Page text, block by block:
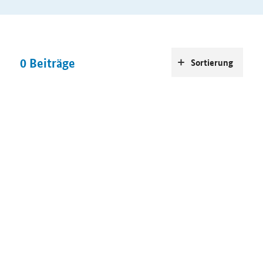
0 Beiträge Sortierung